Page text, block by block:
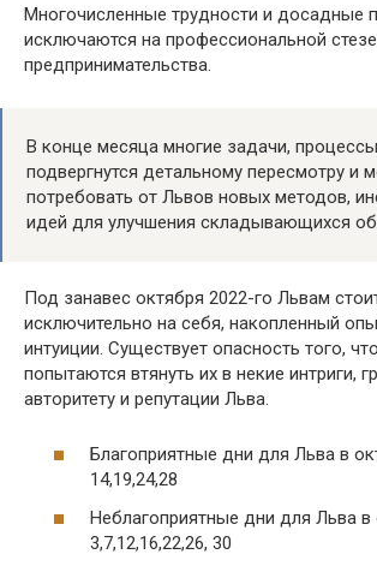
Многочисленные трудности и досадные
исключаются на профессиональной
предпринимательства.
В конце месяца многие задачи,
подвергнутся детальному пересмотру и
потребовать от Львов новых методов,
идей для улучшения складывающихся
Под занавес октября 2022-го Львам
исключительно на себя, накопленный
интуиции. Существует опасность того,
попытаются втянуть их в некие интриги,
авторитету и репутации Льва.
Благоприятные дни для Льва в
14,19,24,28
Неблагоприятные дни для Льва в
3,7,12,16,22,26, 30